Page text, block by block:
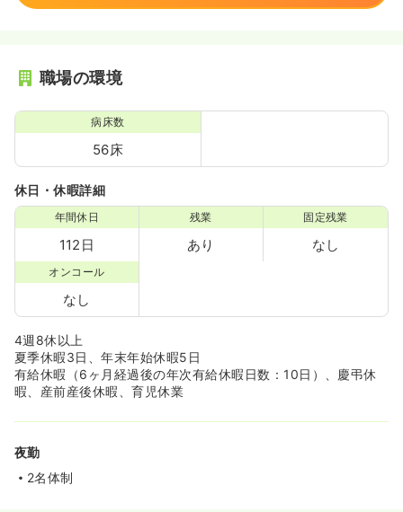
職場の環境
病床数
56床
休日・休暇詳細
年間休日
112日
残業
あり
固定残業
なし
オンコール
なし
4週8休以上
夏季休暇3日、年末年始休暇5日
有給休暇（6ヶ月経過後の年次有給休暇日数：10日）、慶弔休
暇、産前産後休暇、育児休業
夜勤
2名体制